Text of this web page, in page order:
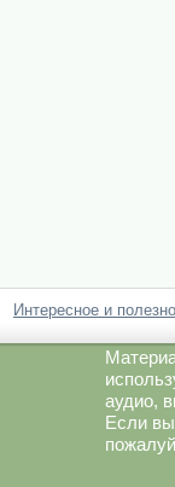
Интересное и
аудио,
Если вы